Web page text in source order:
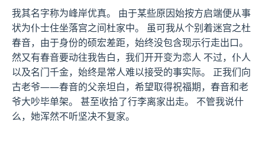
我其名字称为峰岸优真。 由于某些原因始按方启端便从事
状为仆士住坐落宫之间杜家中。 虽可我从个别着迷宫之杜
春音，由于身份的硕宏差距，始终没包含现示行走出口。
然又有春音要动往我告白，我们开开变为恋人 不过，仆人
以及名门千金，始终是常人难以接受的事实际。 正我们向
古老爷——春音的父亲坦白，希望取得祝福期，春音和老
爷大吵毕单架。 甚至收拾了行李离家出走。 不管我说什
么，她浑然不听坚决不复家。